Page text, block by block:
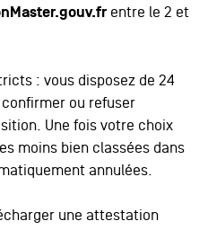
entre le 2 et
: vous disposez de 24
ou refuser
Une fois votre choix
moins bien classées dans
annulées.
une attestation